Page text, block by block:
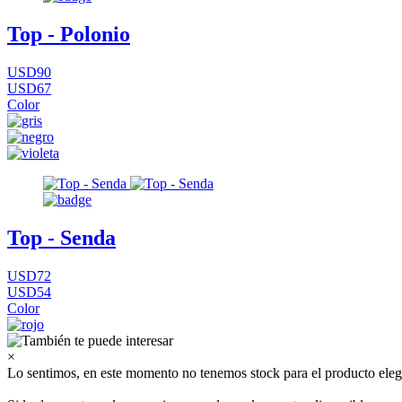
Top - Polonio
USD90
USD67
Color
Top - Senda
USD72
USD54
Color
×
Lo sentimos, en este momento no tenemos stock para el producto